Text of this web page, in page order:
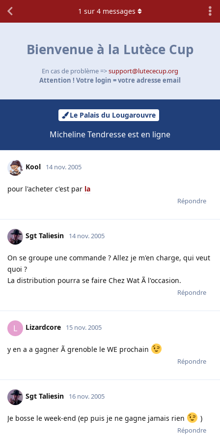
Bienvenue à la Lutèce Cup
En cas de problème =>support@lutececup.org
Attention ! Votre login = votre adresse email
Le Palais du Lougarouvre
Micheline Tendresse est en ligne
1 sur 4 messages
Kool 14 nov. 2005
pour l'acheter c'est par la
Répondre
Sgt Taliesin 14 nov. 2005
On se groupe une commande ? Allez je m'en charge, qui veut
quoi ?
La distribution pourra se faire Chez Wat Ã l'occasion.
Répondre
L Lizardcore 15 nov. 2005
y en a a gagner Ã grenoble le WE prochain
Répondre
Sgt Taliesin 16 nov. 2005
Je bosse le week-end (ep puis je ne gagne jamais rien )
Répondre